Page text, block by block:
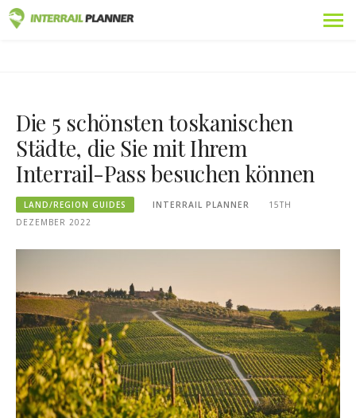
Fahrten
Blog
Länder-Führer
Abmelden
Die 5 schönsten toskanischen
Städte, die Sie mit Ihrem
Interrail-Pass besuchen können
LAND/REGION GUIDES INTERRAIL PLANNER
15TH
DEZEMBER 2022